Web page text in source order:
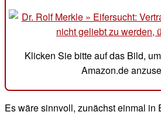
Klicken Sie bitte auf das Bild,
Amazon.de
Es wäre sinnvoll, zunächst einmal in